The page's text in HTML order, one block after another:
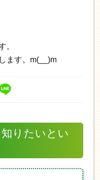
。
ます。m(__)m
りたいとい